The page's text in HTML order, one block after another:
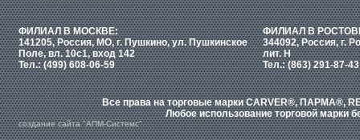
ФИЛИАЛ В МОСКВЕ:
141205, Россия, МО, г. Пушкино, ул. Пушкинское
Поле, вл. 10с1, вход 142
Тел.: (499) 608-06-59
ФИЛИАЛ В
344092, Россия, г.
лит. Н
Тел.: (863) 291-87-43
Все права на торговые марки CARVER®, ПАРМА®,
Любое использование торговой марки
создание сайта "АПМ-Системс"